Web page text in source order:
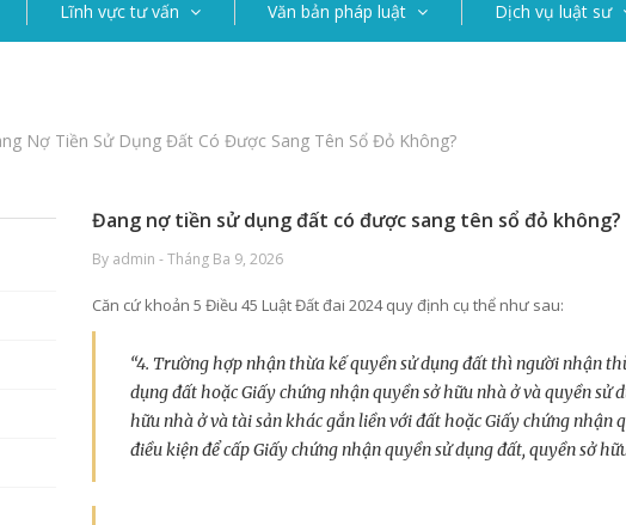
Lĩnh vực tư vấn Văn bản pháp luật Dịch vụ luật sư
Nợ Tiền Sử Dụng Đất Có Được Sang Tên Sổ Đỏ Không?
Đang nợ tiền sử dụng đất có được sang tên sổ đỏ không?
By admin - Tháng Ba 9, 2026
Căn cứ khoản 5 Điều 45 Luật Đất đai 2024 quy định cụ thể như sau:
“4. Trường hợp nhận thừa kế quyền sử dụng đất thì người nhận
dụng đất hoặc Giấy chứng nhận quyền sở hữu nhà ở và quyền sử
hữu nhà ở và tài sản khác gắn liền với đất hoặc Giấy chứng nhận
điều kiện để cấp Giấy chứng nhận quyền sử dụng đất, quyền sở